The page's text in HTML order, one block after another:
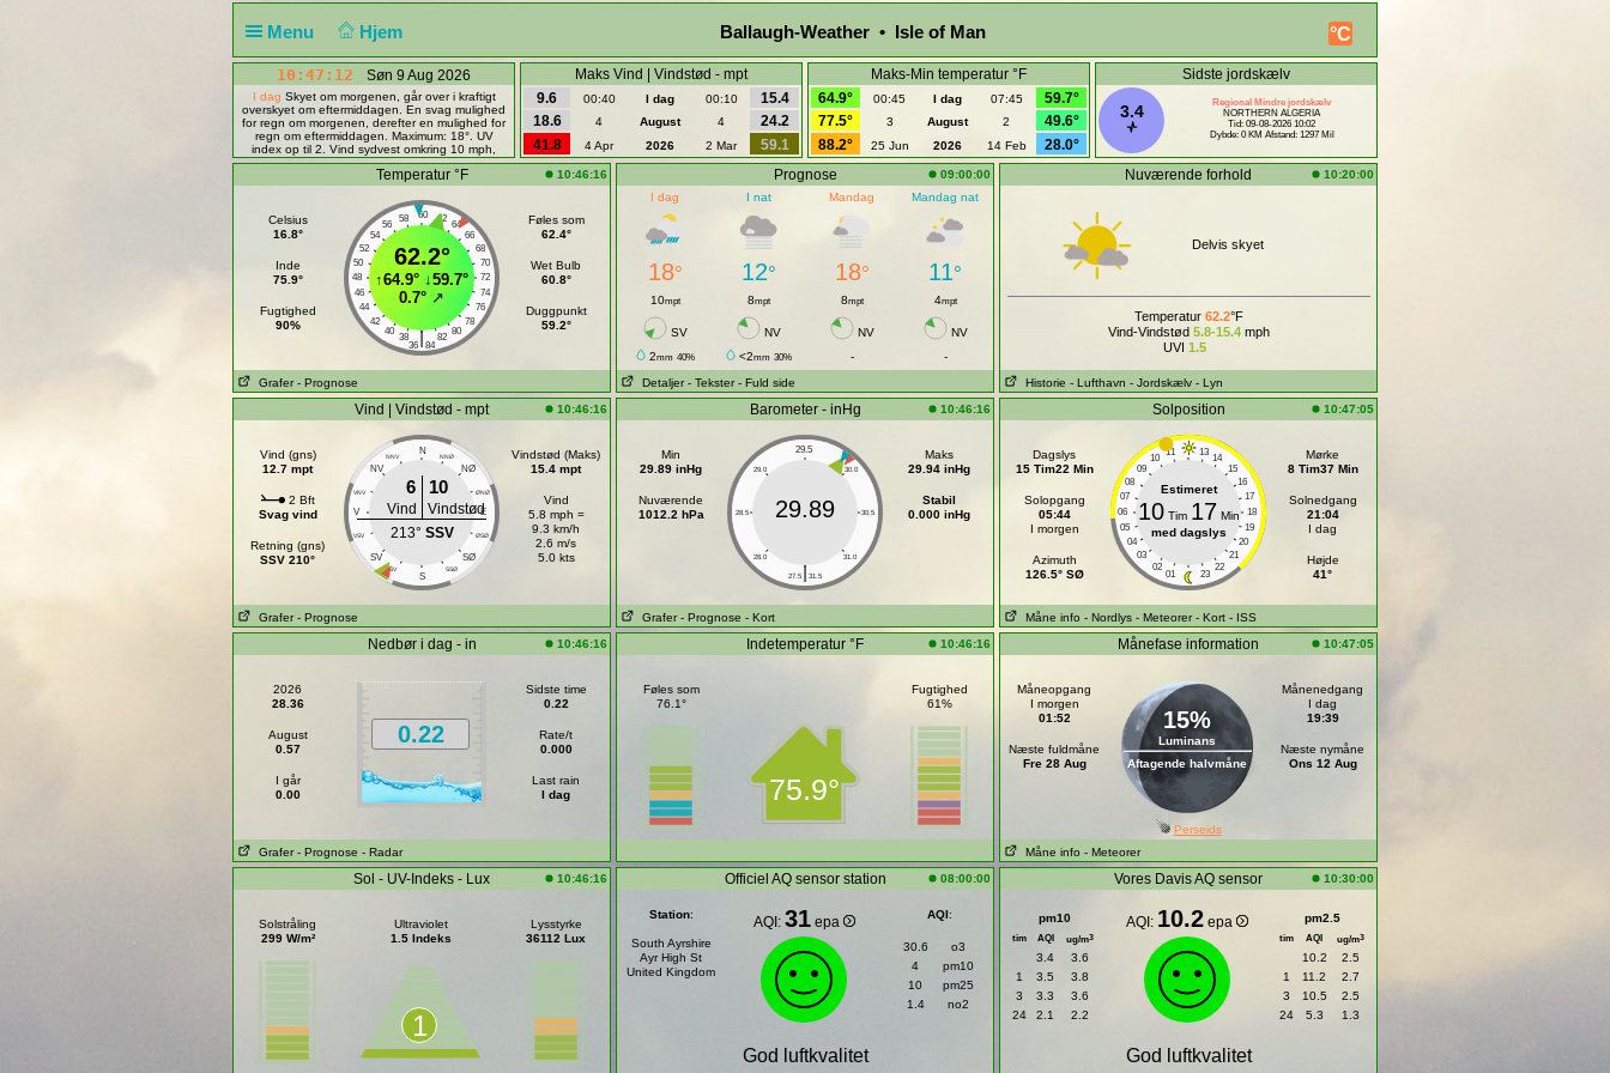
Menu Hjem °C
Ballaugh-Weather • Isle of Man
10:47:12 Søn 9 Aug 2026
I dag Skyet om morgenen, går over i kraftigt
overskyet om eftermiddagen. En svag mulighed
for regn om morgenen, derefter en mulighed for
regn om eftermiddagen. Maximum: 18°. UV
index op til 2. Vind sydvest omkring 10 mph,
vindstød op til 19 mph. Mulighed for nedbør 40
procent. Nedbør omkring 2 mm.
Maks Vind | Vindstød - mpt
9.6
00:40 I dag 00:10
15.4
18.6
4 August 4
24.2
41.8
4 Apr 2026 2 Mar 59.1
Maks-Min temperatur °F
64.9°
00:45 I dag 07:45
59.7°
77.5°
3 August 2
49.6°
88.2°
25 Jun 2026 14 Feb 28.0°
Sidste jordskælv
3.4
Regional Mindre jordskælv
NORTHERN ALGERIA
Tid: 09-08-2026 10:02
Dybde: 0 KM Afstand: 1297 Mil
Temperatur °F 10:46:16
Celsius
16.8°
Inde
75.9°
Fugtighed
90%
60
58 62
56
64
54
66
52
68
50
70
48
72
46
74
44
76
42
78
40
80
38 82
|
36 84
62.2°
↑64.9° ↓59.7°
0.7° ↗
Føles som
62.4°
Wet Bulb
60.8°
Duggpunkt
59.2°
Grafer - Prognose
Prognose
09:00:00
I dag
I nat Mandag Mandag nat
18° 12° 18° 11°
10mpt 8mpt 8mpt 4mpt
SV NV NV
NV
2mm 40% <2mm 30% -
-
Detaljer - Tekster - Fuld side
Nuværende forhold 10:20:00
Delvis skyet
Temperatur 62.2°F
Vind-Vindstød 5.8-15.4mph
UVI 1.5
Historie - Lufthavn - Jordskælv - Lyn
Vind | Vindstød - mpt 10:46:16
Vind (gns)
12.7 mpt
2 Bft
Svag vind
Retning (gns)
SSV 210°
N
NNV NNØ
NV NØ
VNV ØNØ
V E
VSV ØSØ
SV SØ
SSV SSØ
S
6 10
Vind
Vindstød
213° SSV
Vindstød (Maks)
15.4 mpt
Vind
5.8 mph =
9.3 km/h
2.6 m/s
5.0 kts
Grafer - Prognose
Barometer - inHg 10:46:16
Min
29.89 inHg
Nuværende
1012.2 hPa
29.5
29.0 30.0
28.5 30.5
28.0 31.0
|
27.5 31.5
29.89
Maks
29.94 inHg
Stabil
0.000 inHg
Grafer - Prognose - Kort
Solposition 10:47:05
Dagslys
15 Tim22 Min
Solopgang
05:44
I morgen
Azimuth
126.5° SØ
11 13
10
14
09
15
08
16
07
17
06
18
05
19
04
20
03
21
02
22
01 23
Estimeret
10Tim 17 Min
med dagslys
Mørke
8 Tim37 Min
Solnedgang
21:04
I dag
Højde
41°
Måne info - Nordlys - Meteorer - Kort - ISS
Nedbør i dag - in 10:46:16
2026
28.36
August
0.57
I går
0.00
0.22
Sidste time
0.22
Rate/t
0.000
Last rain
I dag
Grafer - Prognose - Radar
Indetemperatur °F 10:46:16
Føles som
76.1°
75.9°
Fugtighed
61%
Månefase information 10:47:05
Måneopgang
I morgen
01:52
Næste fuldmåne
Fre 28 Aug
15%
Luminans
Aftagende halvmåne
Månenedgang
I dag
19:39
Næste nymåne
Ons 12 Aug
Perseids
Måne info - Meteorer
Sol - UV-Indeks - Lux 10:46:16
Solstråling
299 W/m²
Ultraviolet
1.5 Indeks
1
Lysstyrke
36112 Lux
Officiel AQ sensor station 08:00:00
Station:
South Ayrshire
Ayr High St
United Kingdom
AQI: 31 epa AQI:
30.6
o3
4
pm10
10
pm25
1.4
no2
God luftkvalitet
Vores Davis AQ sensor 10:30:00
pm10
tim AQI ug/m3
3.4
3.6
1
3.5
3.8
3
3.3
3.6
24
2.1 2.2
AQI: 10.2 epa pm2.5
tim AQI ug/m3
10.2
2.5
1
11.2
2.7
3
10.5
2.5
24
5.3 1.3
God luftkvalitet